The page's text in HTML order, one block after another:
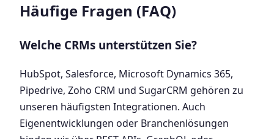
Häufige Fragen (FAQ)
Welche CRMs unterstützen Sie?
HubSpot, Salesforce, Microsoft Dynamics 365,
Pipedrive, Zoho CRM und SugarCRM gehören zu
unseren häufigsten Integrationen. Auch
Eigenentwicklungen oder Branchenlösungen